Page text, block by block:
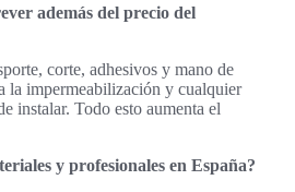
además del precio del
corte, adhesivos y mano de
la impermeabilización y cualquier
instalar. Todo esto aumenta el
y profesionales en España?